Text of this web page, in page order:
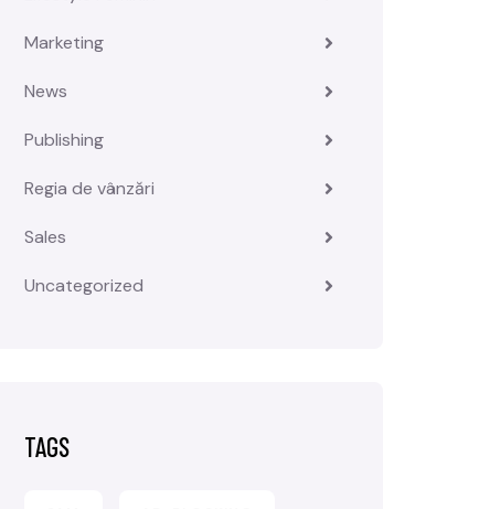
Marketing
News
Publishing
Regia de vânzări
Sales
Uncategorized
TAGS